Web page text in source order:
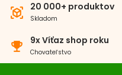
view_in_ar 20 000+ produktov
Skladom
emoji_events 9x Víťaz shop roku
Chovateľstvo